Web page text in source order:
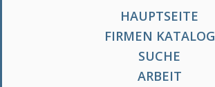
HAUPTSEITE
FIRMEN KATALOG
SUCHE
ARBEIT